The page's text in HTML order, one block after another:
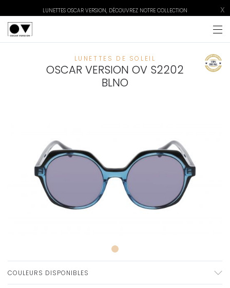
LUNETTES OSCAR VERSION, DÉCOUVREZ NOTRE COLLECTION X
LUNETTES DE SOLEIL
OSCAR VERSION OV S2202
BLNO
COULEURS DISPONIBLES